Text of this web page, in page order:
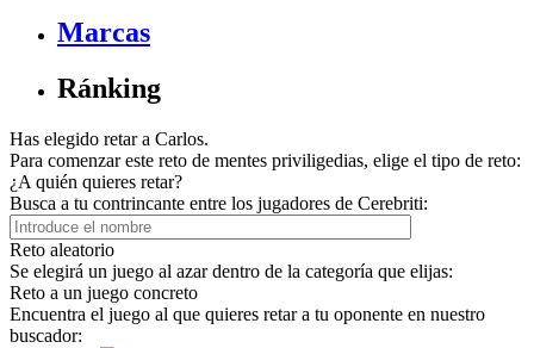
Marcas
Ránking
Has elegido retar a Carlos.
Para comenzar este reto de mentes priviligedias, elige el tipo de reto:
¿A quién quieres retar?
Busca a tu contrincante entre los jugadores de Cerebriti:
Reto aleatorio
Se elegirá un juego al azar dentro de la categoría que elijas:
Reto a un juego concreto
Encuentra el juego al que quieres retar a tu oponente en nuestro
buscador: